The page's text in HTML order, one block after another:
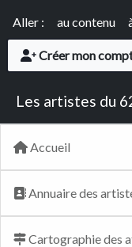
Accès
Aller : au contenu
UserCréer mon
Les artistes du
MainAccueil
Annuaire des
Cartographie des